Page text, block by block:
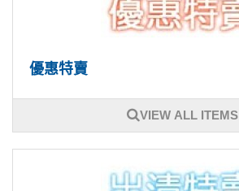
優惠特賣
VIEW ALL ITEMS